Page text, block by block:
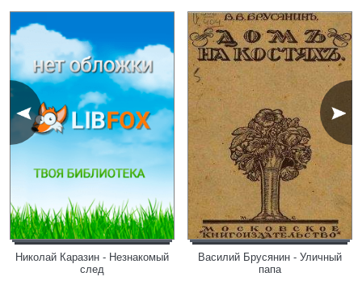
Николай Каразин - Незнакомый
след
Василий Брусянин - Уличный
папа